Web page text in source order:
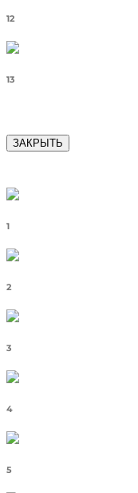
12
13
ЗАКРЫТЬ
1
2
3
4
5